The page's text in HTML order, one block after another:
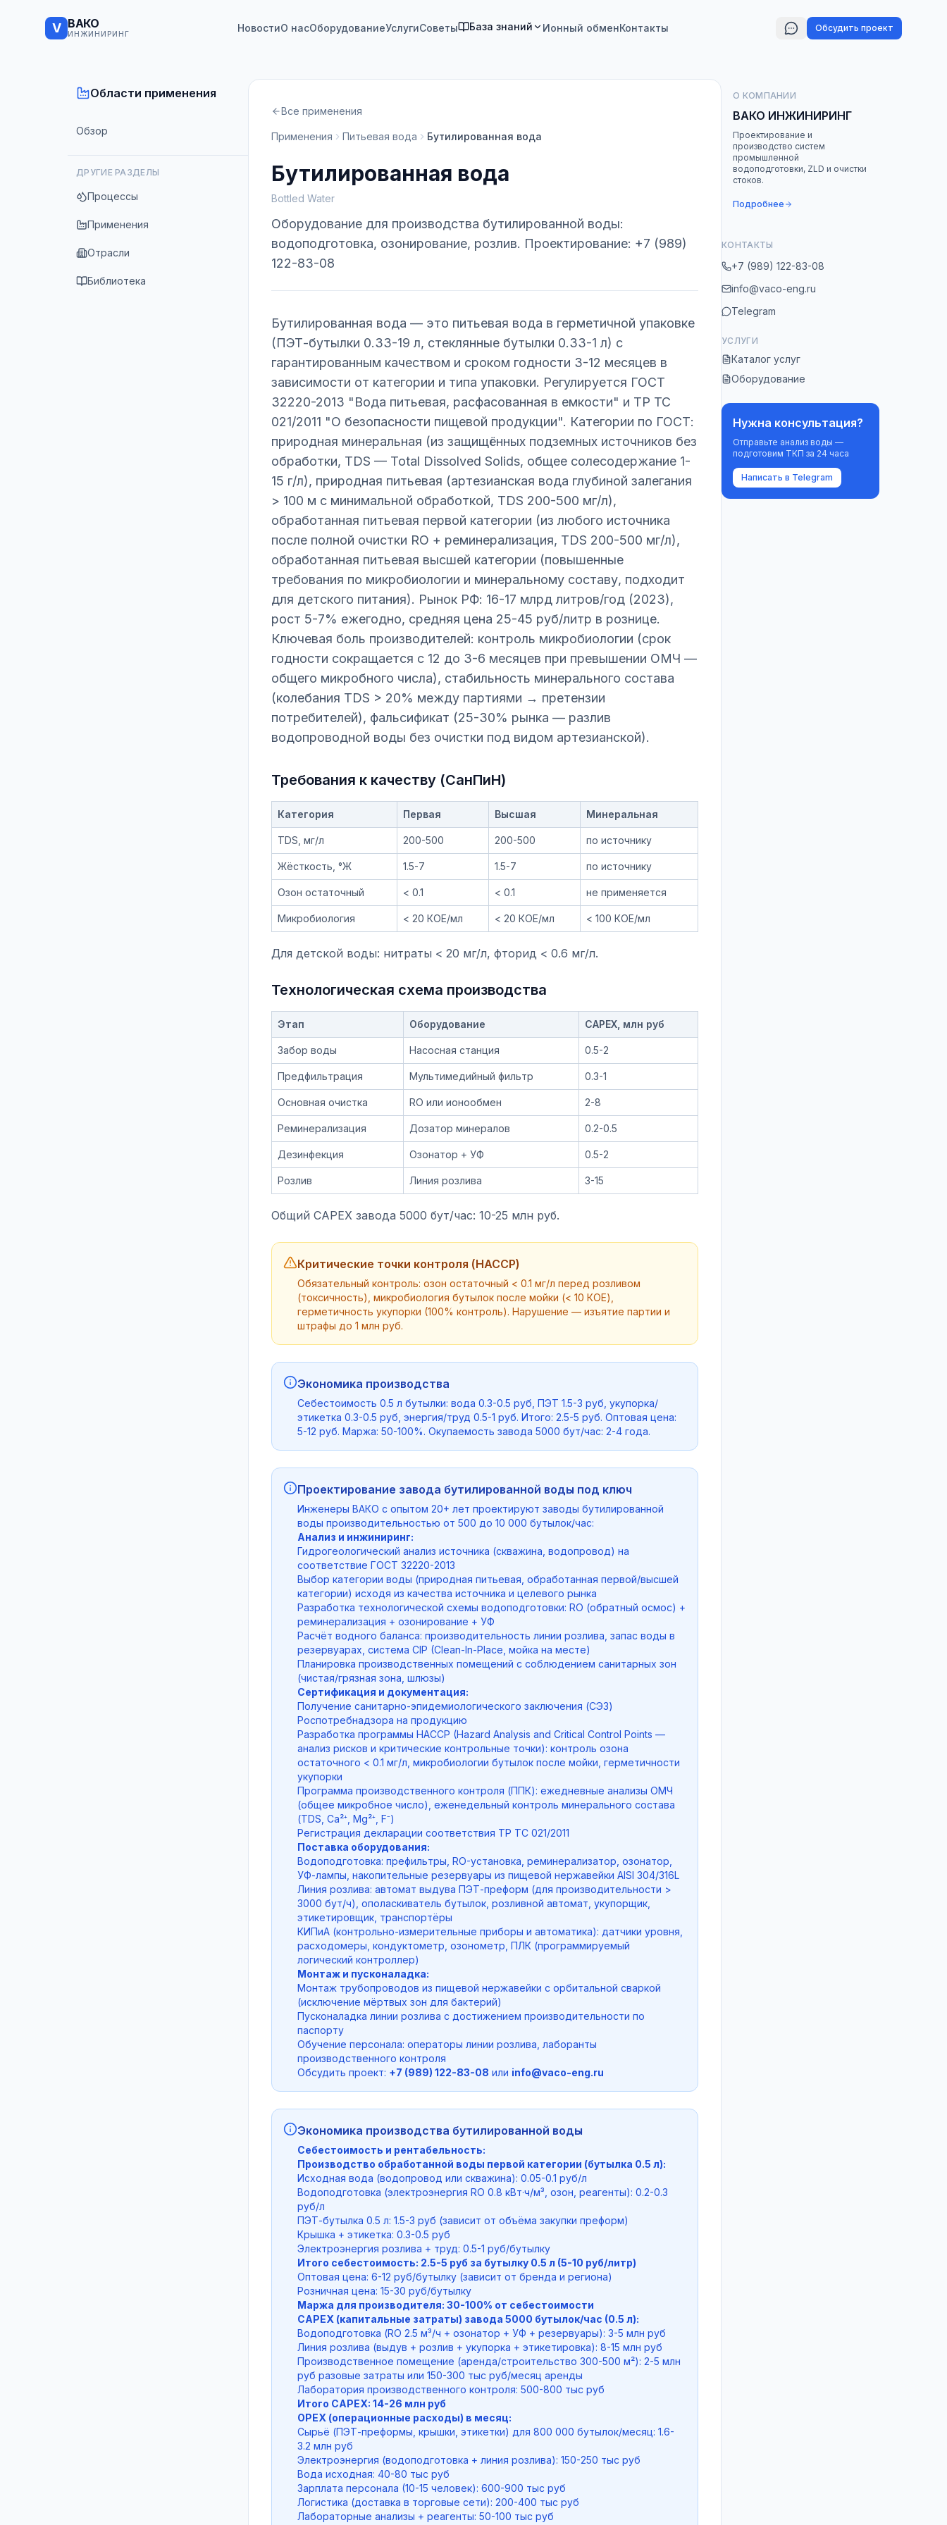
V ВАКО
ИНЖИНИРИНГ НовостиО насОборудованиеУслугиСоветы База знаний Ионный обменКонтакты Обсудить проект
Области применения
Обзор
ДРУГИЕ РАЗДЕЛЫ
Процессы
Применения
Отрасли
Библиотека
Все применения
Применения Питьевая вода Бутилированная вода
Бутилированная вода
Bottled Water
Оборудование для производства бутилированной воды:
водоподготовка, озонирование, розлив. Проектирование: +7 (989)
122-83-08
Бутилированная вода — это питьевая вода в герметичной упаковке
(ПЭТ-бутылки 0.33-19 л, стеклянные бутылки 0.33-1 л) с
гарантированным качеством и сроком годности 3-12 месяцев в
зависимости от категории и типа упаковки. Регулируется ГОСТ
32220-2013 "Вода питьевая, расфасованная в емкости" и ТР ТС
021/2011 "О безопасности пищевой продукции". Категории по ГОСТ:
природная минеральная (из защищённых подземных источников без
обработки, TDS — Total Dissolved Solids, общее солесодержание 1-
15 г/л), природная питьевая (артезианская вода глубиной залегания
> 100 м с минимальной обработкой, TDS 200-500 мг/л),
обработанная питьевая первой категории (из любого источника
после полной очистки RO + реминерализация, TDS 200-500 мг/л),
обработанная питьевая высшей категории (повышенные
требования по микробиологии и минеральному составу, подходит
для детского питания). Рынок РФ: 16-17 млрд литров/год (2023),
рост 5-7% ежегодно, средняя цена 25-45 руб/литр в рознице.
Ключевая боль производителей: контроль микробиологии (срок
годности сокращается с 12 до 3-6 месяцев при превышении ОМЧ —
общего микробного числа), стабильность минерального состава
(колебания TDS > 20% между партиями → претензии
потребителей), фальсификат (25-30% рынка — разлив
водопроводной воды без очистки под видом артезианской).
Требования к качеству (СанПиН)
Категория Первая Высшая Минеральная
TDS, мг/л 200-500 200-500 по источнику
Жёсткость, °Ж 1.5-7 1.5-7 по источнику
Озон остаточный < 0.1 < 0.1 не применяется
Микробиология < 20 КОЕ/мл < 20 КОЕ/мл < 100 КОЕ/мл
Для детской воды: нитраты < 20 мг/л, фторид < 0.6 мг/л.
Технологическая схема производства
Этап Оборудование CAPEX, млн руб
Забор воды Насосная станция 0.5-2
Предфильтрация Мультимедийный фильтр 0.3-1
Основная очистка RO или ионообмен 2-8
Реминерализация Дозатор минералов 0.2-0.5
Дезинфекция Озонатор + УФ 0.5-2
Розлив Линия розлива 3-15
Общий CAPEX завода 5000 бут/час: 10-25 млн руб.
Критические точки контроля (HACCP)
Обязательный контроль: озон остаточный < 0.1 мг/л перед розливом
(токсичность), микробиология бутылок после мойки (< 10 КОЕ),
герметичность укупорки (100% контроль). Нарушение — изъятие партии и
штрафы до 1 млн руб.
Экономика производства
Себестоимость 0.5 л бутылки: вода 0.3-0.5 руб, ПЭТ 1.5-3 руб, укупорка/
этикетка 0.3-0.5 руб, энергия/труд 0.5-1 руб. Итого: 2.5-5 руб. Оптовая цена:
5-12 руб. Маржа: 50-100%. Окупаемость завода 5000 бут/час: 2-4 года.
Проектирование завода бутилированной воды под ключ
Инженеры ВАКО с опытом 20+ лет проектируют заводы бутилированной
воды производительностью от 500 до 10 000 бутылок/час:
Анализ и инжиниринг:
Гидрогеологический анализ источника (скважина, водопровод) на
соответствие ГОСТ 32220-2013
Выбор категории воды (природная питьевая, обработанная первой/высшей
категории) исходя из качества источника и целевого рынка
Разработка технологической схемы водоподготовки: RO (обратный осмос) +
реминерализация + озонирование + УФ
Расчёт водного баланса: производительность линии розлива, запас воды в
резервуарах, система CIP (Clean-In-Place, мойка на месте)
Планировка производственных помещений с соблюдением санитарных зон
(чистая/грязная зона, шлюзы)
Сертификация и документация:
Получение санитарно-эпидемиологического заключения (СЭЗ)
Роспотребнадзора на продукцию
Разработка программы HACCP (Hazard Analysis and Critical Control Points —
анализ рисков и критические контрольные точки): контроль озона
остаточного < 0.1 мг/л, микробиологии бутылок после мойки, герметичности
укупорки
Программа производственного контроля (ППК): ежедневные анализы ОМЧ
(общее микробное число), еженедельный контроль минерального состава
(TDS, Ca²⁺, Mg²⁺, F⁻)
Регистрация декларации соответствия ТР ТС 021/2011
Поставка оборудования:
Водоподготовка: префильтры, RO-установка, реминерализатор, озонатор,
УФ-лампы, накопительные резервуары из пищевой нержавейки AISI 304/316L
Линия розлива: автомат выдува ПЭТ-преформ (для производительности >
3000 бут/ч), ополаскиватель бутылок, розливной автомат, укупорщик,
этикетировщик, транспортёры
КИПиА (контрольно-измерительные приборы и автоматика): датчики уровня,
расходомеры, кондуктометр, озонометр, ПЛК (программируемый
логический контроллер)
Монтаж и пусконаладка:
Монтаж трубопроводов из пищевой нержавейки с орбитальной сваркой
(исключение мёртвых зон для бактерий)
Пусконаладка линии розлива с достижением производительности по
паспорту
Обучение персонала: операторы линии розлива, лаборанты
производственного контроля
Обсудить проект: +7 (989) 122-83-08 или info@vaco-eng.ru
Экономика производства бутилированной воды
Себестоимость и рентабельность:
Производство обработанной воды первой категории (бутылка 0.5 л):
Исходная вода (водопровод или скважина): 0.05-0.1 руб/л
Водоподготовка (электроэнергия RO 0.8 кВт·ч/м³, озон, реагенты): 0.2-0.3
руб/л
ПЭТ-бутылка 0.5 л: 1.5-3 руб (зависит от объёма закупки преформ)
Крышка + этикетка: 0.3-0.5 руб
Электроэнергия розлива + труд: 0.5-1 руб/бутылку
Итого себестоимость: 2.5-5 руб за бутылку 0.5 л (5-10 руб/литр)
Оптовая цена: 6-12 руб/бутылку (зависит от бренда и региона)
Розничная цена: 15-30 руб/бутылку
Маржа для производителя: 30-100% от себестоимости
CAPEX (капитальные затраты) завода 5000 бутылок/час (0.5 л):
Водоподготовка (RO 2.5 м³/ч + озонатор + УФ + резервуары): 3-5 млн руб
Линия розлива (выдув + розлив + укупорка + этикетировка): 8-15 млн руб
Производственное помещение (аренда/строительство 300-500 м²): 2-5 млн
руб разовые затраты или 150-300 тыс руб/месяц аренды
Лаборатория производственного контроля: 500-800 тыс руб
Итого CAPEX: 14-26 млн руб
OPEX (операционные расходы) в месяц:
Сырьё (ПЭТ-преформы, крышки, этикетки) для 800 000 бутылок/месяц: 1.6-
3.2 млн руб
Электроэнергия (водоподготовка + линия розлива): 150-250 тыс руб
Вода исходная: 40-80 тыс руб
Зарплата персонала (10-15 человек): 600-900 тыс руб
Логистика (доставка в торговые сети): 200-400 тыс руб
Лабораторные анализы + реагенты: 50-100 тыс руб
О КОМПАНИИ
ВАКО ИНЖИНИРИНГ
Проектирование и
производство систем
промышленной
водоподготовки, ZLD и очистки
стоков.
Подробнее
КОНТАКТЫ
+7 (989) 122-83-08
info@vaco-eng.ru
Telegram
УСЛУГИ
Каталог услуг
Оборудование
Нужна консультация?
Отправьте анализ воды —
подготовим ТКП за 24 часа
Написать в Telegram